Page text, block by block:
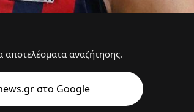
αναζήτησης.
στo Google